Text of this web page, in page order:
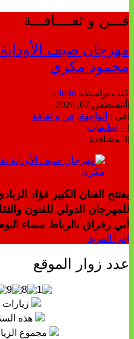
فـــن و ثقــــافـــة
مهرجان صيف الأوداية
محمود مكري
كتب بواسطة admin
| أغسطس 07, 2026
|فى : الواجهة, فن و ثقافة
|
|3 مشاهدة
للمهرجان الدولي للفنون
أبي رقراق بالرباط مساء اليوم الاحد 09 غشت
إقرأ المزيد
عدد زوار الموقع
زيارات
هذه السنة :
مجموع الزيارات